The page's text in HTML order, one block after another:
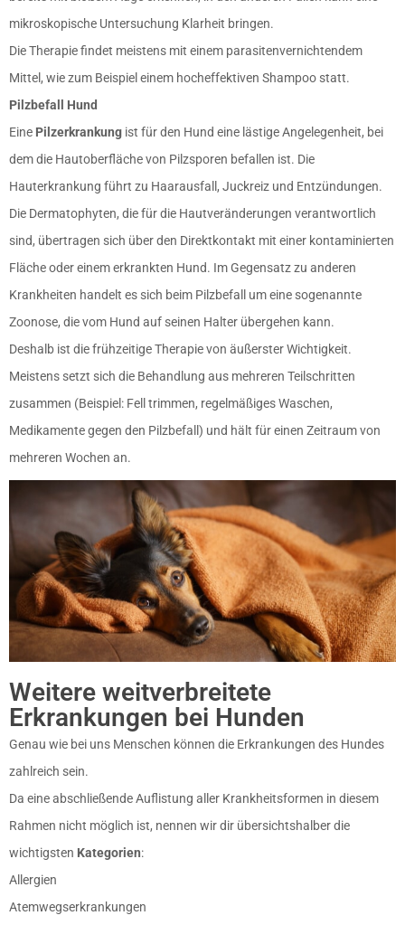
mikroskopische Untersuchung Klarheit bringen.
Die Therapie findet meistens mit einem parasitenvernichtendem
Mittel, wie zum Beispiel einem hocheffektiven Shampoo statt.
Pilzbefall Hund
Eine Pilzerkrankung ist für den Hund eine lästige Angelegenheit, bei
dem die Hautoberfläche von Pilzsporen befallen ist. Die
Hauterkrankung führt zu Haarausfall, Juckreiz und Entzündungen.
Die Dermatophyten, die für die Hautveränderungen verantwortlich
sind, übertragen sich über den Direktkontakt mit einer kontaminierten
Fläche oder einem erkrankten Hund. Im Gegensatz zu anderen
Krankheiten handelt es sich beim Pilzbefall um eine sogenannte
Zoonose, die vom Hund auf seinen Halter übergehen kann.
Deshalb ist die frühzeitige Therapie von äußerster Wichtigkeit.
Meistens setzt sich die Behandlung aus mehreren Teilschritten
zusammen (Beispiel: Fell trimmen, regelmäßiges Waschen,
Medikamente gegen den Pilzbefall) und hält für einen Zeitraum von
mehreren Wochen an.
Weitere weitverbreitete
Erkrankungen bei Hunden
Genau wie bei uns Menschen können die Erkrankungen des Hundes
zahlreich sein.
Da eine abschließende Auflistung aller Krankheitsformen in diesem
Rahmen nicht möglich ist, nennen wir dir übersichtshalber die
wichtigsten Kategorien:
Allergien
Atemwegserkrankungen